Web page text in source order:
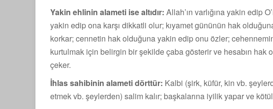
Yakin ehlinin alameti ise altıdır: Allah’ın varlığına yakin edip
yakin edip ona karşı dik­katli olur; kıyamet gününün hak
korkar; cennetin hak olduğuna yakin edip onu özler;
kurtulmak için belir­gin bir şekilde çaba gösterir ve hesabın
çeker.
İhlas sahibinin alameti dörttür: Kalbi (şirk, küfür, kin vb.
etmek vb. şeylerden) salim kalır; başkalarına iyilik yapar ve